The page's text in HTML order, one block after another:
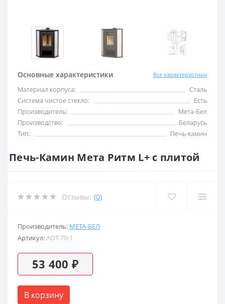
Основные характеристики Все характеристики
Материал корпуса:
Сталь
Система чистое стекло:
Есть
Производитель:
Мета-Бел
Производство:
Беларусь
Тип:
Печь-камин
Печь-Камин Мета Ритм L+ с плитой
Отзывы: (0)
Производитель: МЕТА-БЕЛ
Артикул:AOT-70-1
53 400 ₽
В корзину